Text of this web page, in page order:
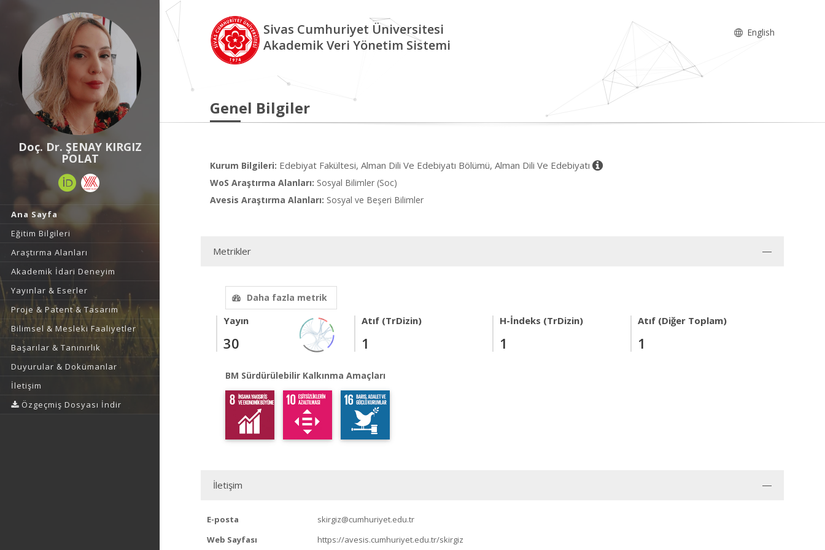
Doç. Dr. ŞENAY KIRGIZ
POLAT
Ana Sayfa
Eğitim Bilgileri
Araştırma Alanları
Akademik İdari Deneyim
Yayınlar & Eserler
Proje & Patent & Tasarım
Bilimsel & Mesleki Faaliyetler
Başarılar & Tanınırlık
Duyurular & Dokümanlar
İletişim
Özgeçmiş Dosyası İndir
Sivas Cumhuriyet Üniversitesi
Akademik Veri Yönetim Sistemi
English
Genel Bilgiler
Kurum Bilgileri: Edebiyat Fakültesi, Alman Dili Ve Edebiyatı Bölümü, Alman Dili Ve Edebiyatı
WoS Araştırma Alanları: Sosyal Bilimler (Soc)
Avesis Araştırma Alanları: Sosyal ve Beşeri Bilimler
Metrikler
Daha fazla metrik
Yayın
30
Atıf (TrDizin)
1
H-İndeks (TrDizin)
1
Atıf (Diğer Toplam)
1
BM Sürdürülebilir Kalkınma Amaçları
İletişim
E-posta
skirgiz@cumhuriyet.edu.tr
Web Sayfası
https://avesis.cumhuriyet.edu.tr/skirgiz